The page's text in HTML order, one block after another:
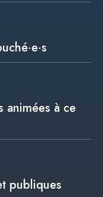
animées à ce
publiques